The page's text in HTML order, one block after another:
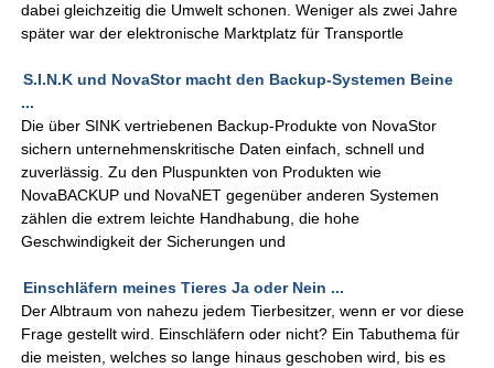
dabei gleichzeitig die Umwelt schonen. Weniger als zwei Jahre
später war der elektronische Marktplatz für Transportle
S.I.N.K und NovaStor macht den Backup-Systemen Beine
...
Die über SINK vertriebenen Backup-Produkte von NovaStor
sichern unternehmenskritische Daten einfach, schnell und
zuverlässig. Zu den Pluspunkten von Produkten wie
NovaBACKUP und NovaNET gegenüber anderen Systemen
zählen die extrem leichte Handhabung, die hohe
Geschwindigkeit der Sicherungen und
Einschläfern meines Tieres Ja oder Nein ...
Der Albtraum von nahezu jedem Tierbesitzer, wenn er vor diese
Frage gestellt wird. Einschläfern oder nicht? Ein Tabuthema für
die meisten, welches so lange hinaus geschoben wird, bis es